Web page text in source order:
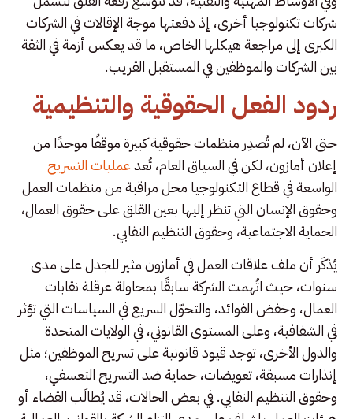
شركات تكنولوجيا أخرى، إذ دفعتها موجة الإقالات في الشركات
الكبرى إلى مراجعة هيكلها الخاص، ما قد يعكس أزمة في الثقة
بين الشركات والموظفين في المستقبل القريب.
ردود الفعل الحقوقية والتنظيمية
حتى الآن، لم تُصدِر منظمات حقوقية كبيرة موقفًا موحدًا من
إعلان أمازون، لكن في السياق العام، تُعدعمليات التسريح
الواسعة في قطاع التكنولوجيا محل مراقبة من منظمات العمل
وحقوق الإنسان التي تنظر إليها بعين القلق على حقوق العمال،
الحماية الاجتماعية، وحقوق التنظيم النقابي.
يُذكَر أن ملف علاقات العمل في أمازون مثير للجدل على مدى
سنوات، حيث اتُهمت الشركة سابقًا بمحاولة عرقلة نقابات
العمال، وخفض الفوائد، والتحوّل السريع في السياسات التي تؤثر
في الشفافية، وعلى المستوى القانوني، في الولايات المتحدة
والدول الأخرى، توجد قيود قانونية على تسريح الموظفين؛ مثل
إنذارات مسبقة، تعويضات، حماية ضد التسريح التعسفي،
وحقوق التنظيم النقابي. في بعض الحالات، قد يُطالَب القضاء أو